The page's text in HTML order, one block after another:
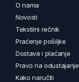
O nama
Novosti
Tekstilni rečnik
Praćenje pošiljke
Dostava i plaćanje
Pravo na odustajanje
Kako naručiti